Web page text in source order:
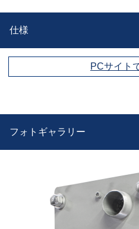
仕様
PCサイト
フォトギャラリー